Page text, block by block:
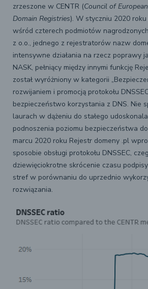
zrzeszone w CENTR (Council of
Domain Registries). W styczniu 2020 roku
wśród czterech podmiotów
z o.o., jednego z rejestratorów nazw
intensywne działania na rzecz poprawy
NASK, pełniący między innymi funkcję
został wyróżniony w kategorii
rozwijaniem i promocją protokołu
bezpieczeństwo korzystania z DNS. Nie
laurach w dążeniu do stałego
podnoszenia poziomu bezpieczeństwa
marcu 2020 roku Rejestr domeny .pl
sposobie obsługi protokołu DNSSEC,
dziewięciokrotne skrócenie czasu
stref w porównaniu do uprzednio
rozwiązania.